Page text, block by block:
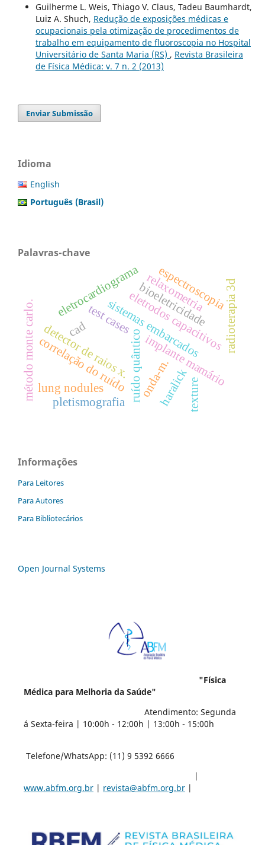
Guilherme L. Weis, Thiago V. Claus, Tadeu Baumhardt,
Luiz A. Shuch, Redução de exposições médicas e
ocupacionais pela otimização de procedimentos de
trabalho em equipamento de fluoroscopia no Hospital
Universitário de Santa Maria (RS) , Revista Brasileira
de Física Médica: v. 7 n. 2 (2013)
Enviar Submissão
Idioma
English
Português (Brasil)
Palavras-chave
detector de raios x.
bioeletricidade
sistemas embarcados
eletrocardiogramaeletrodos capacitivos
ruído quântico
correlação do ruído implante mamário
método monte carlo. test cases radioterapia 3d
onda-m.
lung nodules
cad
haralicktexture
pletismografia
relaxometria
espectroscopia
Informações
Para Leitores
Para Autores
Para Bibliotecários
Open Journal Systems
"Física
Médica para Melhoria da Saúde"
Atendimento: Segunda
á Sexta-feira | 10:00h - 12:00h | 13:00h - 15:00h
Telefone/WhatsApp: (11) 9 5392 6666
|
www.abfm.org.br| revista@abfm.org.br|